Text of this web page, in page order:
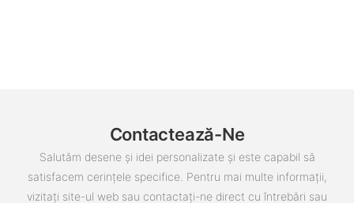
Contactează-Ne
Salutăm desene și idei personalizate și este capabil să
satisfacem cerințele specifice. Pentru mai multe informații,
vizitați site-ul web sau contactați-ne direct cu întrebări sau